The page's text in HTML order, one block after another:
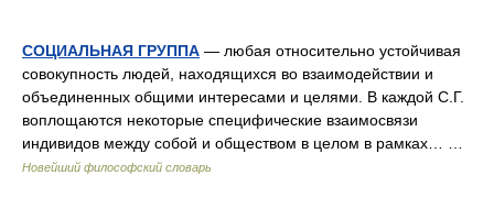
СОЦИАЛЬНАЯ ГРУППА — любая относительно устойчивая
совокупность людей, находящихся во взаимодействии и
объединенных общими интересами и целями. В каждой С.Г.
воплощаются некоторые специфические взаимосвязи
индивидов между собой и обществом в целом в рамках… …
Новейший философский словарь